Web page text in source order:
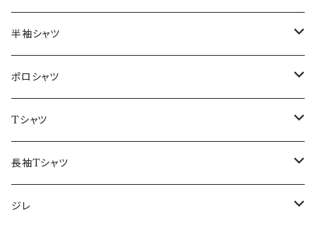
46/M
48/L
50/XL～
～44/S
46/M
48/L
50/XL～
半袖シャツ
～44/S
46/M
48/L
50/XL～
ポロシャツ
～44/S
46/M
48/L
Tシャツ
～44/S
46/M
長袖Tシャツ
～44/S
ジレ